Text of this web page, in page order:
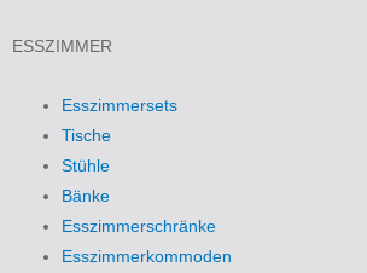
ESSZIMMER
Esszimmersets
Tische
Stühle
Bänke
Esszimmerschränke
Esszimmerkommoden